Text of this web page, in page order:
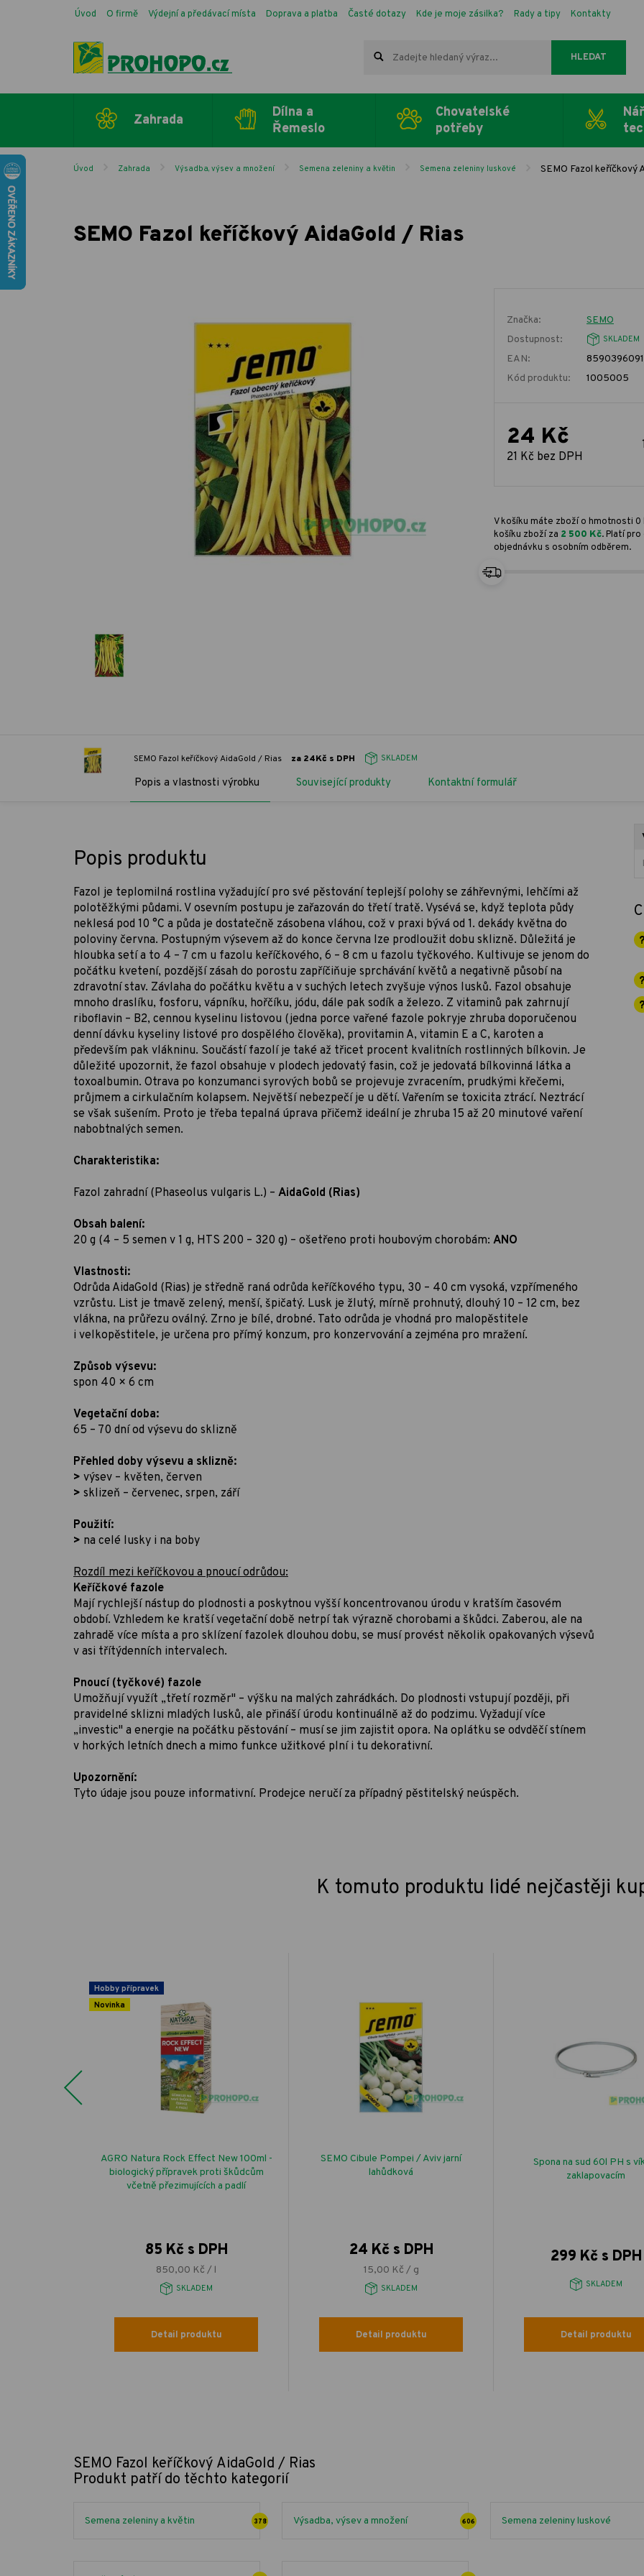
Úvod O firmě Výdejní a předávací místa Doprava a platba Časté dotazy Kde je moje zásilka? Rady a tipy Kontakty
HLEDAT
Zahrada
Dílna a
Řemeslo
Chovatelské
potřeby
Úvod Zahrada Výsadba, výsev a množení Semena zeleniny a květin Semena zeleniny luskové SEMO Fazol keříčkový
SEMO Fazol keříčkový AidaGold / Rias
Značka:
SEMO
Dostupnost:
SKLADEM
EAN:
Kód produktu:
1005005
24 Kč
21 Kč bez DPH
V košíku máte zboží o hmotnosti
košíku zboží za 2 500 Kč. Platí
objednávku s osobním odběrem.
SEMO Fazol keříčkový AidaGold / Rias za 24Kč s DPH SKLADEM
Popis a vlastnosti výrobku Související produkty Kontaktní formulář
Popis produktu
Fazol je teplomilná rostlina vyžadující pro své pěstování teplejší polohy se záhřevnými, lehčími až
polotěžkými půdami. V osevním postupu je zařazován do třetí tratě. Vysévá se, když teplota půdy
neklesá pod 10 °C a půda je dostatečně zásobena vláhou, což v praxi bývá od 1. dekády května do
poloviny června. Postupným výsevem až do konce června lze prodloužit dobu sklizně. Důležitá je
hloubka setí a to 4 – 7 cm u fazolu keříčkového, 6 – 8 cm u fazolu tyčkového. Kultivuje se jenom do
počátku kvetení, pozdější zásah do porostu zapříčiňuje sprchávání květů a negativně působí na
zdravotní stav. Závlaha do počátku květu a v suchých letech zvyšuje výnos lusků. Fazol obsahuje
mnoho draslíku, fosforu, vápníku, hořčíku, jódu, dále pak sodík a železo. Z vitaminů pak zahrnují
riboflavin – B2, cennou kyselinu listovou (jedna porce vařené fazole pokryje zhruba doporučenou
denní dávku kyseliny listové pro dospělého člověka), provitamin A, vitamin E a C, karoten a
především pak vlákninu. Součástí fazolí je také až třicet procent kvalitních rostlinných bílkovin. Je
důležité upozornit, že fazol obsahuje v plodech jedovatý fasin, což je jedovatá bílkovinná látka a
toxoalbumin. Otrava po konzumanci syrových bobů se projevuje zvracením, prudkými křečemi,
průjmem a cirkulačním kolapsem. Největší nebezpečí je u dětí. Vařením se toxicita ztrácí. Neztrácí
se však sušením. Proto je třeba tepalná úprava přičemž ideální je zhruba 15 až 20 minutové vaření
nabobtnalých semen.
Charakteristika:
Fazol zahradní (Phaseolus vulgaris L.) – AidaGold (Rias)
Obsah balení:
20 g (4 – 5 semen v 1 g, HTS 200 – 320 g) – ošetřeno proti houbovým chorobám: ANO
Vlastnosti:
Odrůda AidaGold (Rias) je středně raná odrůda keříčkového typu, 30 – 40 cm vysoká, vzpřímeného
vzrůstu. List je tmavě zelený, menší, špičatý. Lusk je žlutý, mírně prohnutý, dlouhý 10 – 12 cm, bez
vlákna, na průřezu oválný. Zrno je bílé, drobné. Tato odrůda je vhodná pro malopěstitele
i velkopěstitele, je určena pro přímý konzum, pro konzervování a zejména pro mražení.
Způsob výsevu:
spon 40 × 6 cm
Vegetační doba:
65 – 70 dní od výsevu do sklizně
Přehled doby výsevu a sklizně:
> výsev – květen, červen
> sklizeň – červenec, srpen, září
Použití:
> na celé lusky i na boby
Rozdíl mezi keříčkovou a pnoucí odrůdou:
Keříčkové fazole
Mají rychlejší nástup do plodnosti a poskytnou vyšší koncentrovanou úrodu v kratším časovém
období. Vzhledem ke kratší vegetační době netrpí tak výrazně chorobami a škůdci. Zaberou, ale na
zahradě více místa a pro sklízení fazolek dlouhou dobu, se musí provést několik opakovaných výsevů
v asi třítýdenních intervalech.
Pnoucí (tyčkové) fazole
Umožňují využít „třetí rozměr" – výšku na malých zahrádkách. Do plodnosti vstupují později, při
pravidelné sklizni mladých lusků, ale přináší úrodu kontinuálně až do podzimu. Vyžadují více
„investic" a energie na počátku pěstování – musí se jim zajistit opora. Na oplátku se odvděčí stínem
v horkých letních dnech a mimo funkce užitkové plní i tu dekorativní.
Upozornění:
Tyto údaje jsou pouze informativní. Prodejce neručí za případný pěstitelský neúspěch.
K tomuto produktu lidé nejčastěji
Previous
Hobby přípravek
Novinka
AGRO Natura Rock Effect New 100ml -
biologický přípravek proti škůdcům
včetně přezimujících a padlí
85 Kč s DPH
850,00 Kč / l
SKLADEM
Detail produktu
SEMO Cibule Pompei / Aviv jarní
lahůdková
24 Kč s DPH
15,00 Kč / g
SKLADEM
Detail produktu
Spona na sud 60l PH s
zaklapovacím
299 Kč s DPH
SKLADEM
Detail produktu
SEMO Fazol keříčkový AidaGold / Rias
Produkt patří do těchto kategorií
Semena zeleniny a květin 378 Výsadba, výsev a množení 606 Semena zeleniny luskové